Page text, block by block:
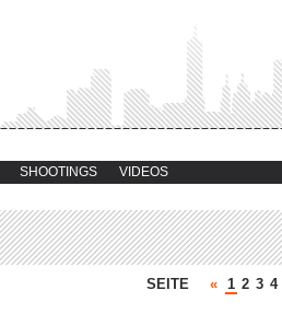
SHOOTINGS VIDEOS
SEITE « 1 2 3 4